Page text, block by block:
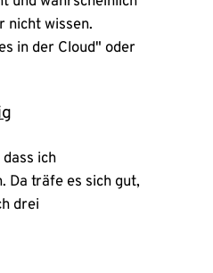
nicht wissen.
in der Cloud" oder
ich
Da träfe es sich gut,
drei